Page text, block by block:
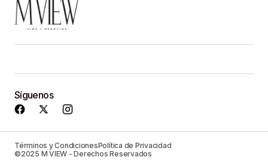
Síguenos
Términos y CondicionesPolítica de Privacidad
©2025 M VIEW - Derechos Reservados